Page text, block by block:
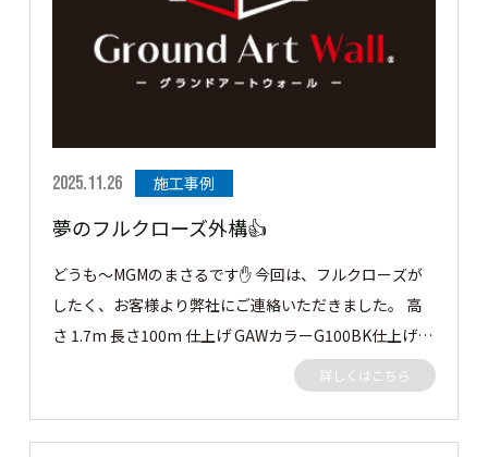
いただきました。 3方向をグランドアートウォールにて
クローズ、門構えに潜門とシャッターゲートを施工させ
ていただきました。 この度はご依頼ありがとうござい
た。
2025.11.26 施工事例
夢のフルクローズ外構👍
どうも～MGMのまさるです✋ 今回は、フルクローズが
したく、お客様より弊社にご連絡いただきました。 高
さ 1.7m 長さ100m 仕上げ GAWカラーG100BK仕上げの
グランドアートウォール。 御前様シャッター 間口6.3m
高さ2.3m 仕上げ GAWカラーG100BKのシャッターゲー
トになります。 早速見ていきましょう✨✨ この度はご
詳しくはこちら